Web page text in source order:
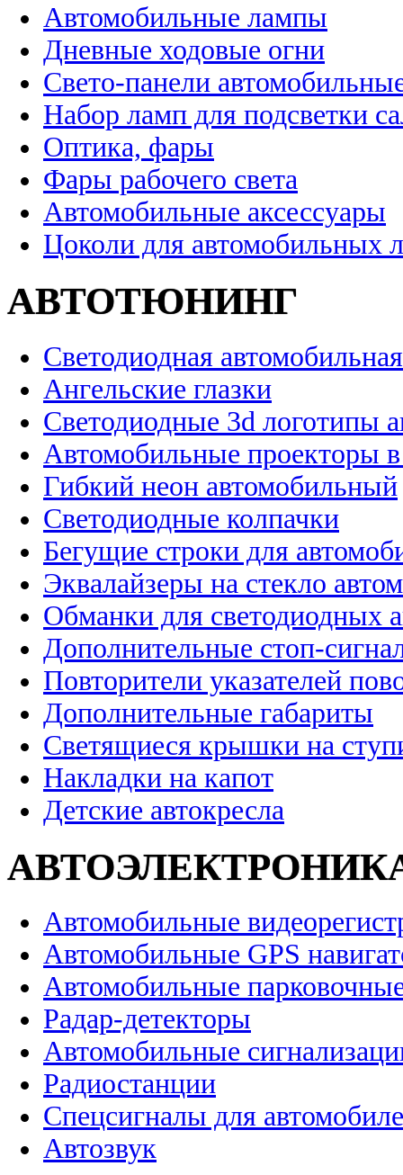
Автомобильные лампы
Дневные ходовые огни
Свето-панели
Набор ламп для подсветки
Оптика, фары
Фары рабочего света
Автомобильные аксессуары
Цоколи для автомобильных
АВТОТЮНИНГ
Светодиодная
Ангельские глазки
Светодиодные 3d логотипы
Автомобильные проекторы
Гибкий неон автомобильный
Светодиодные колпачки
Бегущие строки для
Эквалайзеры на стекло
Обманки для светодиодных
Дополнительные стоп-
Повторители указателей
Дополнительные габариты
Светящиеся крышки на
Накладки на капот
Детские автокресла
Автомобильные
Автомобильные GPS
Автомобильные
Радар-детекторы
Автомобильные
Радиостанции
Спецсигналы для
Автозвук